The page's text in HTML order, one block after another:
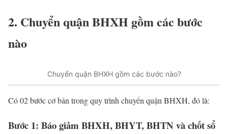
2. Chuyển quận BHXH gồm các bước
nào
Chuyển quận BHXH gồm các bước nào?
Có 02 bước cơ bản trong quy trình chuyển quận BHXH, đó là:
Bước 1: Báo giảm BHXH, BHYT, BHTN và chốt sổ